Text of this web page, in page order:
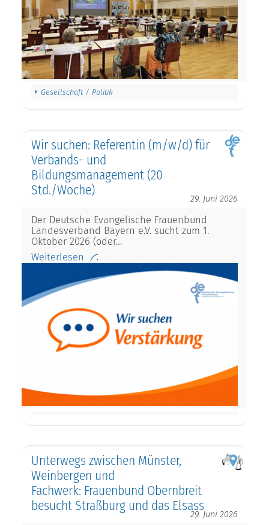
Gesellschaft / Politik
Wir suchen: Referentin (m/w/d) für
Verbands- und
Bildungsmanagement (20
Std./Woche)
29. Juni 2026
Der Deutsche Evangelische Frauenbund
Landesverband Bayern e.V. sucht zum 1.
Oktober 2026 (oder…
Weiterlesen
Unterwegs zwischen Münster,
Weinbergen und
Fachwerk: Frauenbund Obernbreit
besucht Straßburg und das Elsass
29. Juni 2026